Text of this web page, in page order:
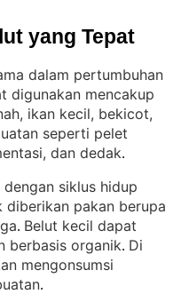
yang Tepat
dalam pertumbuhan
digunakan mencakup
ikan kecil, bekicot,
seperti pelet
dan dedak.
siklus hidup
pakan berupa
. Belut kecil dapat
berbasis organik. Di
mengonsumsi
.